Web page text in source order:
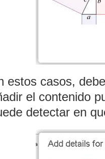
estos casos,
el contenido
detectar en